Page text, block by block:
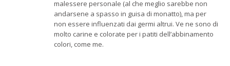
malessere personale (al che meglio sarebbe non
andarsene a spasso in guisa di monatto), ma per
non essere influenzati dai germi altrui. Ve ne sono di
molto carine e colorate per i patiti dell’abbinamento
colori, come me.